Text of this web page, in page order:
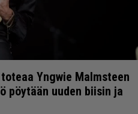
Yngwie Malmsteen
pöytään uuden biisin ja